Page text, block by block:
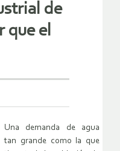
de
que el
Una demanda de agua
tan grande como la que